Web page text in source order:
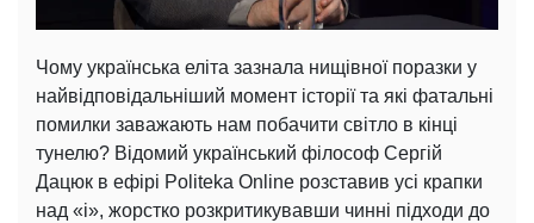
Чому українська еліта зазнала нищівної поразки у
найвідповідальніший момент історії та які фатальні
помилки заважають нам побачити світло в кінці
тунелю? Відомий український філософ Сергій
Дацюк в ефірі Politeka Online розставив усі крапки
над «і», жорстко розкритикувавши чинні підходи до